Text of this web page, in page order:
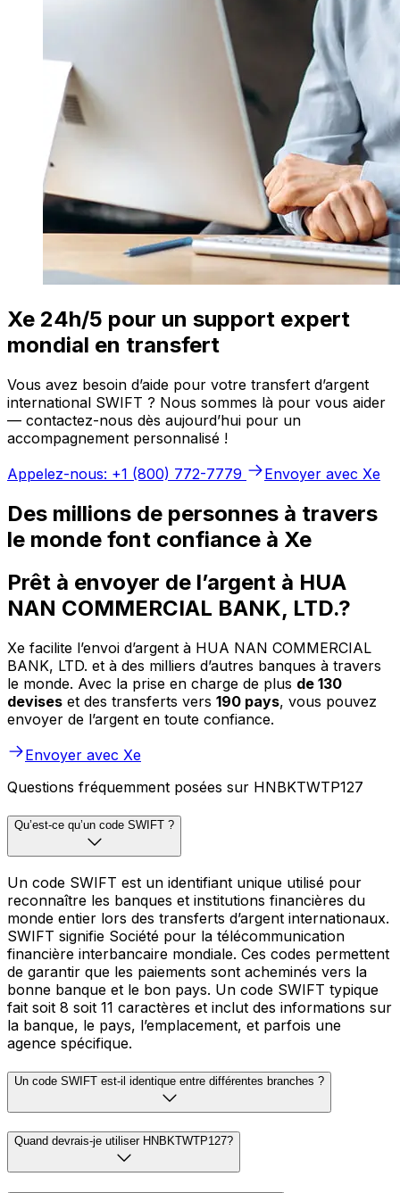
Xe 24h/5 pour un support expert
mondial en transfert
Vous avez besoin d’aide pour votre transfert d’argent
international SWIFT ? Nous sommes là pour vous aider
— contactez-nous dès aujourd’hui pour un
accompagnement personnalisé !
Appelez-nous: +1 (800) 772-7779
Envoyer avec Xe
Des millions de personnes à travers
le monde font confiance à Xe
Prêt à envoyer de l’argent à HUA
NAN COMMERCIAL BANK, LTD.?
Xe facilite l’envoi d’argent à HUA NAN COMMERCIAL
BANK, LTD. et à des milliers d’autres banques à travers
le monde. Avec la prise en charge de plus de 130
devises et des transferts vers 190 pays, vous pouvez
envoyer de l’argent en toute confiance.
Envoyer avec Xe
Questions fréquemment posées sur HNBKTWTP127
Qu’est-ce qu’un code SWIFT ?
Un code SWIFT est un identifiant unique utilisé pour
reconnaître les banques et institutions financières du
monde entier lors des transferts d’argent internationaux.
SWIFT signifie Société pour la télécommunication
financière interbancaire mondiale. Ces codes permettent
de garantir que les paiements sont acheminés vers la
bonne banque et le bon pays. Un code SWIFT typique
fait soit 8 soit 11 caractères et inclut des informations sur
la banque, le pays, l’emplacement, et parfois une
agence spécifique.
Un code SWIFT est-il identique entre différentes branches ?
Quand devrais-je utiliser HNBKTWTP127?